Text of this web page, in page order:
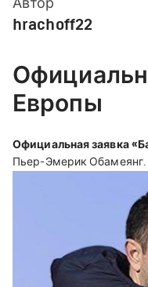
hrachoff22
Европы
Официальная заявка
Пьер-Эмерик Обамеянг.